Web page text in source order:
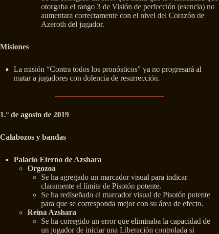
otorgaba el rango 3 de Visión de perfección (esencia) no
aumentara correctamente con el nivel del Corazón de
Azeroth del jugador.
Misiones
La misión “Contra todos los pronósticos” ya no progresará al
matar a jugadores con dolencia de resurrección.
1.° de agosto de 2019
Calabozos y bandas
Palacio Eterno de Azshara
Orgozoa
Se ha agregado un marcador visual para indicar
claramente el límite de Pisotón potente.
Se ha rediseñado el marcador visual de Pisotón potente
para que se corresponda mejor con su área de efecto.
Reina Azshara
Se ha corregido un error que eliminaba la capacidad de
un jugador de iniciar una Liberación controlada si